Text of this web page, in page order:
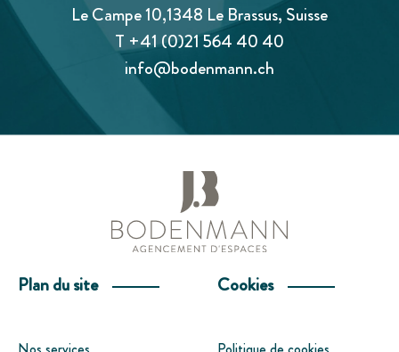
Le Campe 10,1348 Le Brassus, Suisse
T +41 (0)21 564 40 40
info@bodenmann.ch
Plan du site Cookies